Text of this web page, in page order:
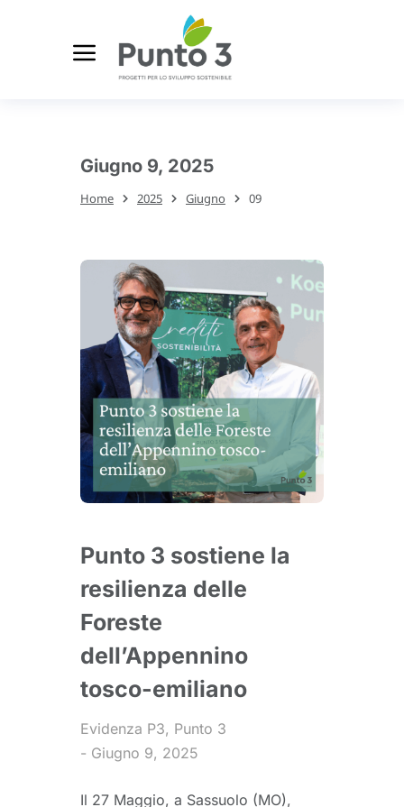
Giugno 9, 2025
Tu sei qui:
Home 2025 Giugno 09
Punto 3 sostiene la
resilienza delle
Foreste
dell’Appennino
tosco-emiliano
Evidenza P3, Punto 3
Giugno 9, 2025
Il 27 Maggio, a Sassuolo (MO),